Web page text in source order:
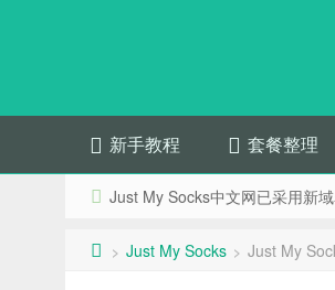
新手教程 套餐整理
Just My Socks中文网已采用新域
> Just My Socks > Just My